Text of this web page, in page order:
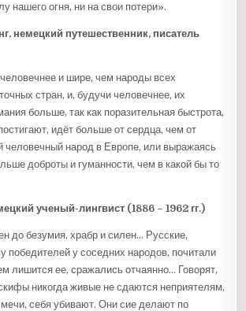
нашего огня, ни на свои потери».
немецкий путешественник, писатель
и шире, чем народы всех
стран, и, будучи человечнее, их
больше, так как поразительная быстрота,
идёт больше от сердца, чем от
человечный народ в Европе, или выражаясь
доброты и гуманности, чем в какой бы то
ученый-лингвист (1886 – 1962 гг.)
до безумия, храбр и силен… Русские,
победителей у соседних народов, почитали
лишится ее, сражались отчаянно… Говорят,
никогда живые не сдаются неприятелям,
мечи, себя убивают. Они сие делают по